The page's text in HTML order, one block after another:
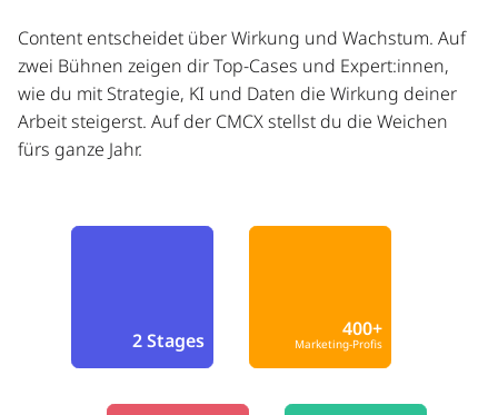
Content entscheidet über Wirkung und Wachstum. Auf
zwei Bühnen zeigen dir Top-Cases und Expert:innen,
wie du mit Strategie, KI und Daten die Wirkung deiner
Arbeit steigerst. Auf der CMCX stellst du die Weichen
fürs ganze Jahr.
2 Stages 400+
Marketing-Profis